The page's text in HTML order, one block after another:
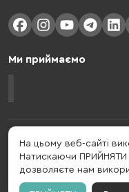
Ми приймаємо
Gelius - український бренд,
гаджетів та мобільних
- це набагато більше ніж
собі драйв, радість,
На цьому веб-сайті
Натискаючи
дозволяєте нам